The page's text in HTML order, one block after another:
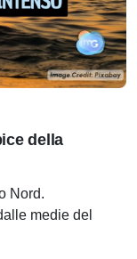
della
Nord.
medie del